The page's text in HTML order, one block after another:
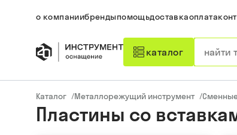
о компаниибрендыпомощьдоставкаоплата
каталог
Каталог /Металлорежущий инструмент /
Пластины со